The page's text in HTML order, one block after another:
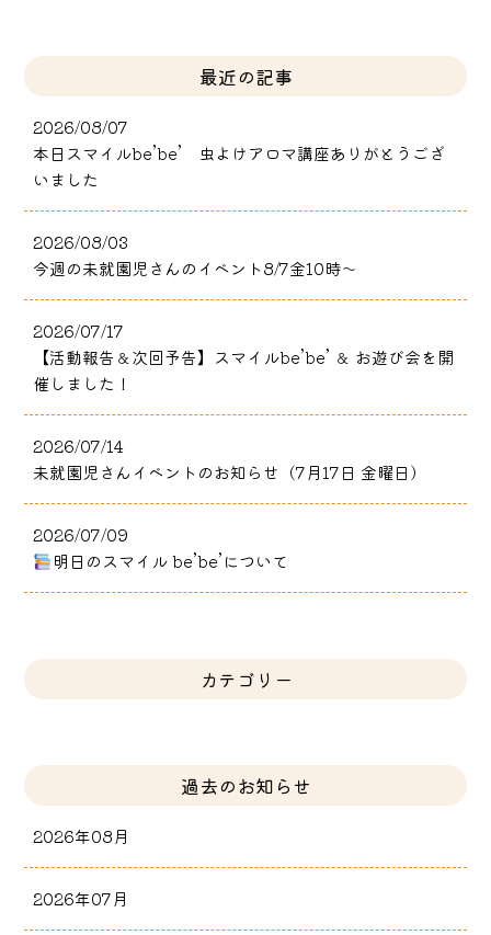
最近の記事
2026/08/07
本日スマイルbe’be’ 虫よけアロマ講座ありがとうござ
いました
2026/08/03
今週の未就園児さんのイベント8/7金10時～
2026/07/17
【活動報告＆次回予告】スマイルbe’be’ ＆ お遊び会を開
催しました！
2026/07/14
未就園児さんイベントのお知らせ（7月17日 金曜日）
2026/07/09
明日のスマイル be’be’について
カテゴリー
過去のお知らせ
2026年08月
2026年07月